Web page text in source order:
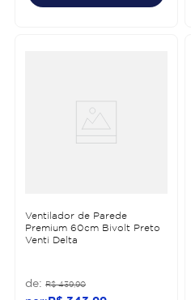
Ventilador de Parede
Premium 60cm Bivolt Preto
Venti Delta
R$ 439,90